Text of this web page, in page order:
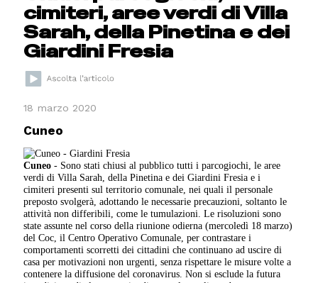
cimiteri, aree verdi di Villa
Sarah, della Pinetina e dei
Giardini Fresia
18 marzo 2020
Cuneo
Cuneo - Sono stati chiusi al pubblico tutti i parcogiochi, le aree
verdi di Villa Sarah, della Pinetina e dei Giardini Fresia e i
cimiteri presenti sul territorio comunale, nei quali il personale
preposto svolgerà, adottando le necessarie precauzioni, soltanto le
attività non differibili, come le tumulazioni. Le risoluzioni sono
state assunte nel corso della riunione odierna (mercoledì 18 marzo)
del Coc, il Centro Operativo Comunale, per contrastare i
comportamenti scorretti dei cittadini che continuano ad uscire di
casa per motivazioni non urgenti, senza rispettare le misure volte a
contenere la diffusione del coronavirus. Non si esclude la futura